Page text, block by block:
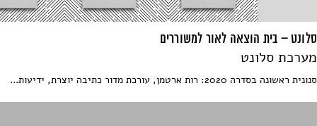
סלונט – בית הוצאה לאור למשוררים
מערכת סלונט
סנונית ראשונה בסדרה 2020: רות ארטמן, עורכת מדור כתיבה יוצרת, ידיעות...